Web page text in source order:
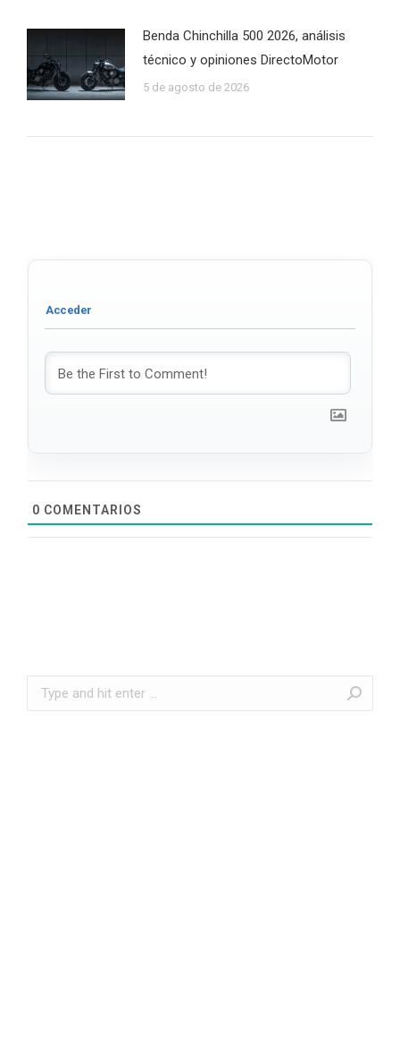
Benda Chinchilla 500 2026, análisis
técnico y opiniones DirectoMotor
5 de agosto de 2026
0 COMENTARIOS
Search: